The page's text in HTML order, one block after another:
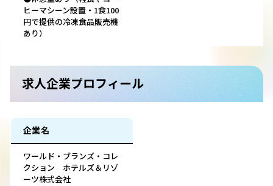
ヒーマシーン設置・1食100
円で提供の冷凍食品販売機
あり）
求人企業プロフィール
企業名
ワールド・ブランズ・コレ
クション ホテルズ＆リゾ
ーツ株式会社